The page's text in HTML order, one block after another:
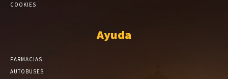
COOKIES
Ayuda
FARMACIAS
AUTOBUSES